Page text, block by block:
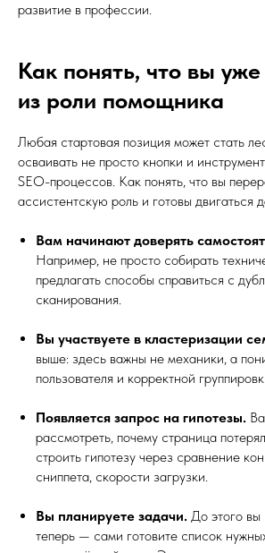
развитие в профессии.
Как понять, что вы
из роли помощника
Любая стартовая позиция может стать
осваивать не просто кнопки и
SEO-процессов. Как понять, что вы
ассистентскую роль и готовы двигаться
Вам начинают доверять
Например, не просто собирать
предлагать способы справиться с
сканирования.
Вы участвуете в кластеризации
выше: здесь важны не механики, а
пользователя и корректной
Появляется запрос на гипотезы.
рассмотреть, почему страница
строить гипотезу через сравнение
сниппета, скорости загрузки.
Вы планируете задачи. До этого вы
теперь — сами готовите список